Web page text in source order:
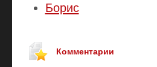
Борис
Комментарии